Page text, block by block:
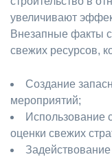
увеличивают
Внезапные факты
свежих ресурсов,
Создание
мероприятий;
Использование
оценки свежих